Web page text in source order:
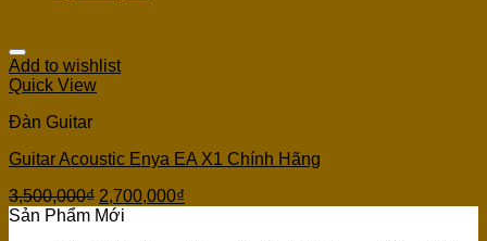
Add to wishlist
Quick View
Đàn Guitar
Guitar Acoustic Enya EA X1 Chính Hãng
3,500,000₫ 2,700,000₫
Sản Phẩm Mới